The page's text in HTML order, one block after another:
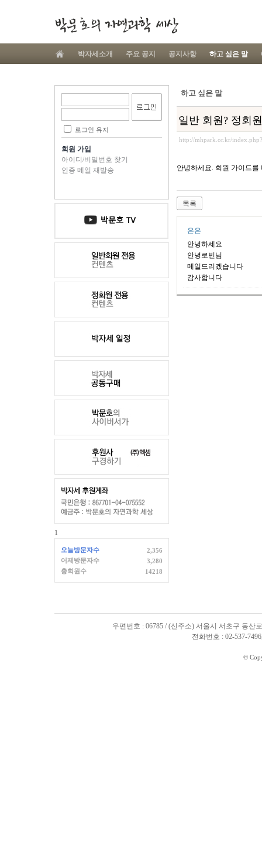
박자세소개 주요 공지 공지사항 하고 싶은 말
로그인 유지
회원 가입
아이디/비밀번호 찾기
인증 메일 재발송
1
오늘방문자수
2,356
어제방문자수
3,280
총회원수
14218
하고 싶은 말
일반 회원? 정회
http://mhpark.or.kr/
안녕하세요. 회원 가이드를
목록
은은
안녕하세요
안녕로빈님
메일드리겠습니다
감사합니다
우편번호 : 06785 / (신주소) 서울시 서초구 동산
전화번호 : 02-537-
©